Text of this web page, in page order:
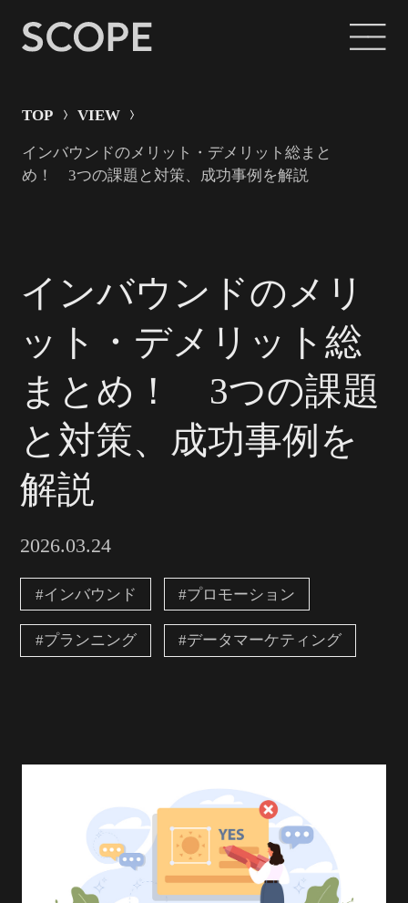
TOP VIEW
インバウンドのメリット・デメリット総まと
め！ 3つの課題と対策、成功事例を解説
インバウンドのメリ
ット・デメリット総
まとめ！ 3つの課題
と対策、成功事例を
解説
2026.03.24
#インバウンド #プロモーション
#プランニング #データマーケティング